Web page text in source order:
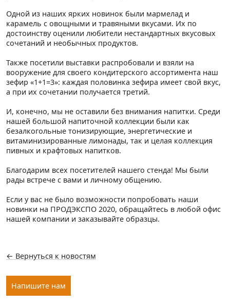
Одной из наших ярких новинок были мармелад и
карамель с овощными и травяными вкусами. Их по
достоинству оценили любители нестандартных вкусовых
сочетаний и необычных продуктов.
Также посетили выставки распробовали и взяли на
вооружение для своего кондитерского ассортимента наш
зефир «1+1=3»: каждая половинка зефира имеет свой вкус,
а при их сочетании получается третий.
И, конечно, мы не оставили без внимания напитки. Среди
нашей большой напиточной коллекции были как
безалкогольные тонизирующие, энергетические и
витаминизированные лимонады, так и целая коллекция
пивных и крафтовых напитков.
Благодарим всех посетителей нашего стенда! Мы были
рады встрече с вами и личному общению.
Если у вас не было возможности попробовать наши
новинки на ПРОДЭКСПО 2020, обращайтесь в любой офис
нашей компании и заказывайте образцы.
← Вернуться к новостям
Напишите нам